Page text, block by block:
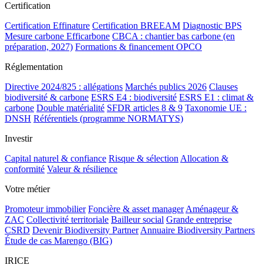
Certification
Certification Effinature Certification BREEAM Diagnostic BPS
Mesure carbone Efficarbone CBCA : chantier bas carbone (en
préparation, 2027) Formations & financement OPCO
Réglementation
Directive 2024/825 : allégations Marchés publics 2026 Clauses
biodiversité & carbone ESRS E4 : biodiversité ESRS E1 : climat &
carbone Double matérialité SFDR articles 8 & 9 Taxonomie UE :
DNSH Référentiels (programme NORMATYS)
Investir
Capital naturel & confiance Risque & sélection Allocation &
conformité Valeur & résilience
Votre métier
Promoteur immobilier Foncière & asset manager Aménageur &
ZAC Collectivité territoriale Bailleur social Grande entreprise
CSRD Devenir Biodiversity Partner Annuaire Biodiversity Partners
Étude de cas Marengo (BIG)
IRICE